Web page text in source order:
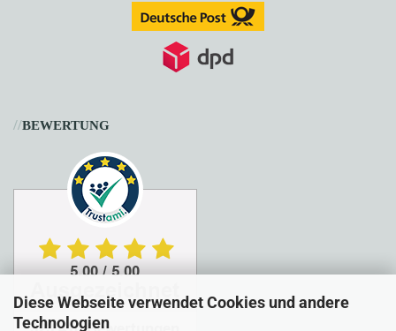
Diese Webseite verwendet Cookies und andere
Technologien
//BEWERTUNG